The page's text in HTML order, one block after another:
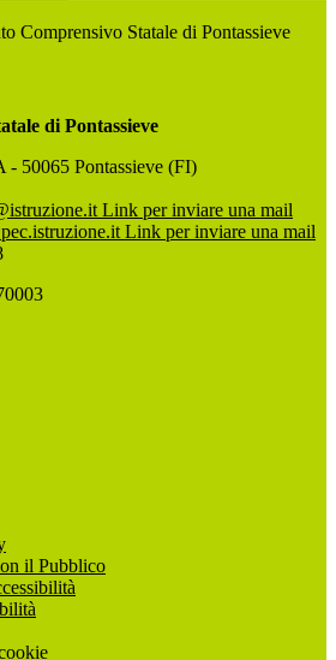
Comprensivo Statale di Pontassieve
di Pontassieve
- 50065 Pontassieve (FI)
Link per inviare una mail
Link per inviare una mail
il Pubblico